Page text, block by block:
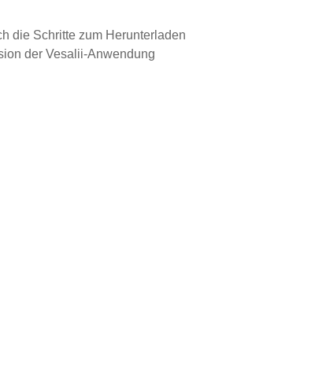
die Schritte zum Herunterladen
der Vesalii-Anwendung